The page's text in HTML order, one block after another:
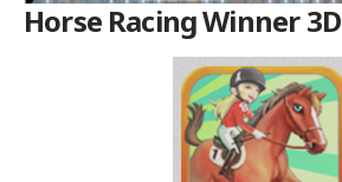
Horse Racing Winner 3D